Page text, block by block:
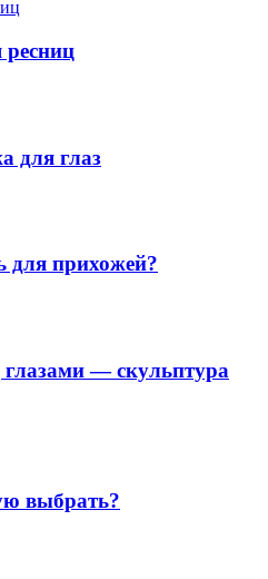
для глаз
для прихожей?
— скульптура
выбрать?